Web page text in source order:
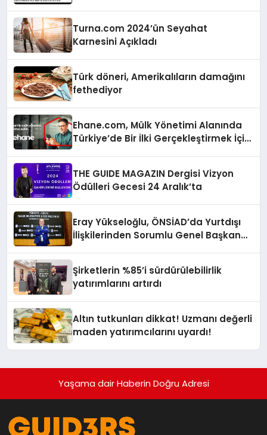
Turna.com 2024’ün Seyahat
Karnesini Açıkladı
Türk döneri, Amerikalıların damağını
fethediyor
Ehane.com, Mülk Yönetimi Alanında
Türkiye’de Bir İlki Gerçekleştirmek İçin
THE GUIDE MAGAZIN Dergisi Vizyon
Ödülleri Gecesi 24 Aralık’ta
Eray Yükseloğlu, ÖNSİAD’da Yurtdışı
İlişkilerinden Sorumlu Genel Başkan
Şirketlerin %85’i sürdürülebilirlik
yatırımlarını artırdı
Altın tutkunları dikkat! Uzmanı değerli
maden yatırımcılarını uyardı!
Yaşama dair Haberin Doğru Adresi